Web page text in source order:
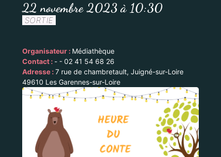
22 novembre 2023 à 10:30
SORTIE
Organisateur : Médiathèque
Contact : - - 02 41 54 68 26
Adresse :7 rue de chambretault, Juigné-sur-Loire
49610 Les Garennes-sur-Loire